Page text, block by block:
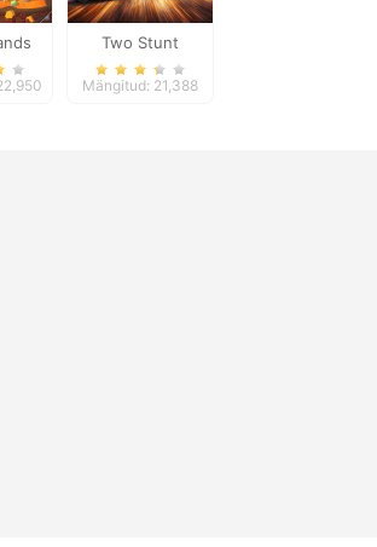
Two Stunt
Supercars
Mängitud: 21,388